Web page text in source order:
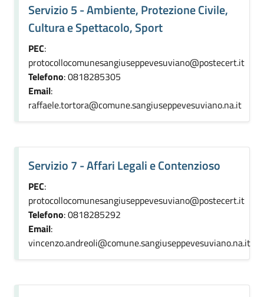
Servizio 5 - Ambiente, Protezione Civile,
Cultura e Spettacolo, Sport
PEC:
protocollocomunesangiuseppevesuviano@postecert.it
Telefono: 0818285305
Email:
raffaele.tortora@comune.sangiuseppevesuviano.na.it
Servizio 7 - Affari Legali e Contenzioso
PEC:
protocollocomunesangiuseppevesuviano@postecert.it
Telefono: 0818285292
Email:
vincenzo.andreoli@comune.sangiuseppevesuviano.na.it